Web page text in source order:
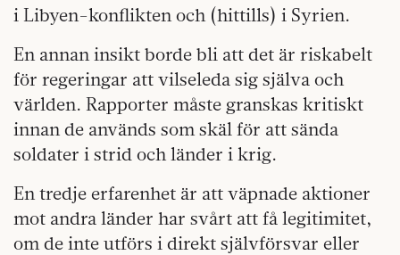
i Libyen-konflikten och (hittills) i Syrien.
En annan insikt borde bli att det är riskabelt
för regeringar att vilseleda sig själva och
världen. Rapporter måste granskas kritiskt
innan de används som skäl för att sända
soldater i strid och länder i krig.
En tredje erfarenhet är att väpnade aktioner
mot andra länder har svårt att få legitimitet,
om de inte utförs i direkt självförsvar eller